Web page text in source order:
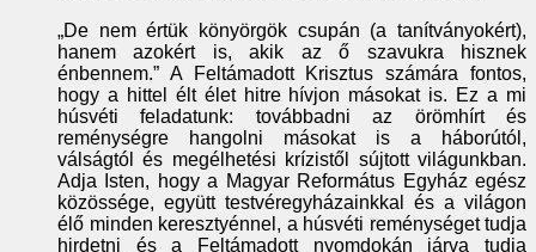
„De nem értük könyörgök csupán (a tanítványokért),
hanem azokért is, akik az ő szavukra hisznek
énbennem.” A Feltámadott Krisztus számára fontos,
hogy a hittel élt élet hitre hívjon másokat is. Ez a mi
húsvéti feladatunk: továbbadni az örömhírt és
reménységre hangolni másokat is a háborútól,
válságtól és megélhetési krízistől sújtott világunkban.
Adja Isten, hogy a Magyar Református Egyház egész
közössége, együtt testvéregyházainkkal és a világon
élő minden keresztyénnel, a húsvéti reménységet tudja
hirdetni és a Feltámadott nyomdokán járva tudja